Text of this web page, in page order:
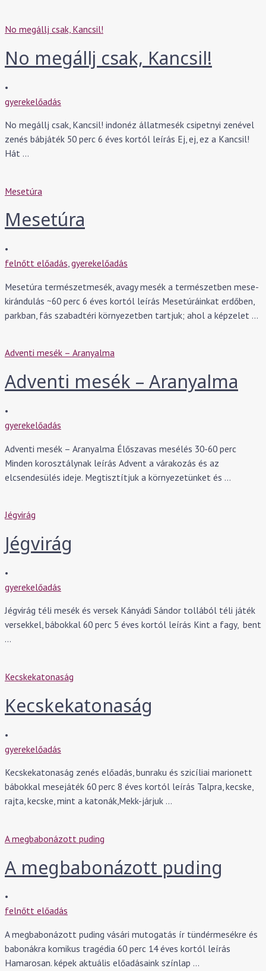
No megállj csak, Kancsil!
No megállj csak, Kancsil!
•
gyerekelőadás
No megállj csak, Kancsil! indonéz állatmesék csipetnyi zenével
zenés bábjáték 50 perc 6 éves kortól leírás Ej, ej, ez a Kancsil!
Hát …
Mesetúra
Mesetúra
•
felnőtt előadás,gyerekelőadás
Mesetúra természetmesék, avagy mesék a természetben mese-
kirándulás ~60 perc 6 éves kortól leírás Mesetúráinkat erdőben,
parkban, fás szabadtéri környezetben tartjuk; ahol a képzelet …
Adventi mesék – Aranyalma
Adventi mesék – Aranyalma
•
gyerekelőadás
Adventi mesék – Aranyalma Élőszavas mesélés 30-60 perc
Minden korosztálynak leírás Advent a várakozás és az
elcsendesülés ideje. Megtisztítjuk a környezetünket és …
Jégvirág
Jégvirág
•
gyerekelőadás
Jégvirág téli mesék és versek Kányádi Sándor tollából téli játék
versekkel, bábokkal 60 perc 5 éves kortól leírás Kint a fagy, bent
…
Kecskekatonaság
Kecskekatonaság
•
gyerekelőadás
Kecskekatonaság zenés előadás, bunraku és szicíliai marionett
bábokkal mesejáték 60 perc 8 éves kortól leírás Talpra, kecske,
rajta, kecske, mint a katonák,Mekk-járjuk …
A megbabonázott puding
A megbabonázott puding
•
felnőtt előadás
A megbabonázott puding vásári mutogatás ír tündérmesékre és
babonákra komikus tragédia 60 perc 14 éves kortól leírás
Hamarosan. képek aktuális előadásaink színlap …